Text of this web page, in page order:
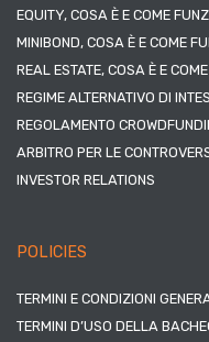
EQUITY, COSA È E COME
MINIBOND, COSA È E COME
REAL ESTATE, COSA È E
REGIME ALTERNATIVO DI
REGOLAMENTO
ARBITRO PER LE
INVESTOR RELATIONS
POLICIES
TERMINI E CONDIZIONI
TERMINI D’USO DELLA